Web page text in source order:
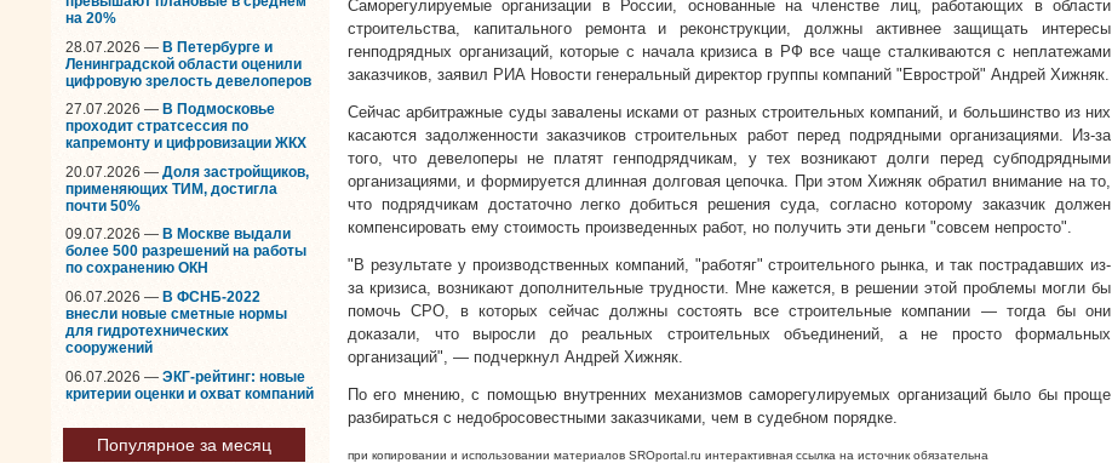
на 20%
28.07.2026 — В Петербурге и
Ленинградской области оценили
цифровую зрелость девелоперов
27.07.2026 — В Подмосковье
проходит стратсессия по
капремонту и цифровизации ЖКХ
20.07.2026 — Доля застройщиков,
применяющих ТИМ, достигла
почти 50%
09.07.2026 — В Москве выдали
более 500 разрешений на работы
по сохранению ОКН
06.07.2026 — В ФСНБ-2022
внесли новые сметные нормы
для гидротехнических
сооружений
06.07.2026 — ЭКГ-рейтинг: новые
критерии оценки и охват компаний
Популярное за месяц
Саморегулируемые организации в России, основанные на членстве лиц, работающих в области
строительства, капитального ремонта и реконструкции, должны активнее защищать интересы
генподрядных организаций, которые с начала кризиса в РФ все чаще сталкиваются с неплатежами
заказчиков, заявил РИА Новости генеральный директор группы компаний "Еврострой" Андрей Хижняк.
Сейчас арбитражные суды завалены исками от разных строительных компаний, и большинство из них
касаются задолженности заказчиков строительных работ перед подрядными организациями. Из-за
того, что девелоперы не платят генподрядчикам, у тех возникают долги перед субподрядными
организациями, и формируется длинная долговая цепочка. При этом Хижняк обратил внимание на то,
что подрядчикам достаточно легко добиться решения суда, согласно которому заказчик должен
компенсировать ему стоимость произведенных работ, но получить эти деньги "совсем непросто".
"В результате у производственных компаний, "работяг" строительного рынка, и так пострадавших из-
за кризиса, возникают дополнительные трудности. Мне кажется, в решении этой проблемы могли бы
помочь СРО, в которых сейчас должны состоять все строительные компании — тогда бы они
доказали, что выросли до реальных строительных объединений, а не просто формальных
организаций", — подчеркнул Андрей Хижняк.
По его мнению, с помощью внутренних механизмов саморегулируемых организаций было бы проще
разбираться с недобросовестными заказчиками, чем в судебном порядке.
при копировании и использовании материалов SROportal.ru интерактивная ссылка на источник обязательна